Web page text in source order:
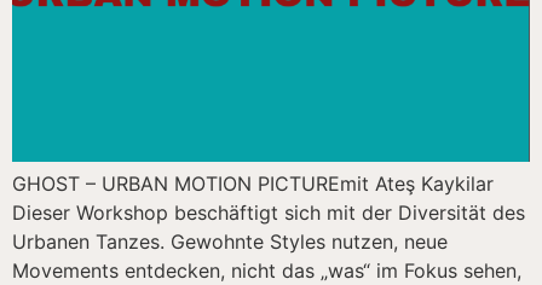
GHOST – URBAN MOTION PICTUREmit Ateş Kaykilar
Dieser Workshop beschäftigt sich mit der Diversität des
Urbanen Tanzes. Gewohnte Styles nutzen, neue
Movements entdecken, nicht das „was“ im Fokus sehen,